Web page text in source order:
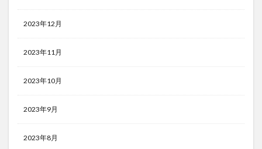
2023年12月
2023年11月
2023年10月
2023年9月
2023年8月